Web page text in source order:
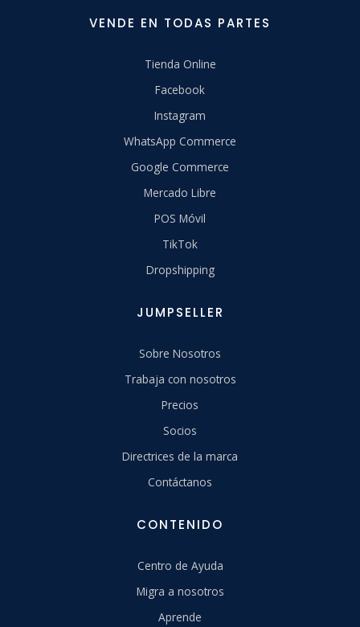
VENDE EN TODAS PARTES
Tienda Online
Facebook
Instagram
WhatsApp Commerce
Google Commerce
Mercado Libre
POS Móvil
TikTok
Dropshipping
JUMPSELLER
Sobre Nosotros
Trabaja con nosotros
Precios
Socios
Directrices de la marca
Contáctanos
CONTENIDO
Centro de Ayuda
Migra a nosotros
Aprende